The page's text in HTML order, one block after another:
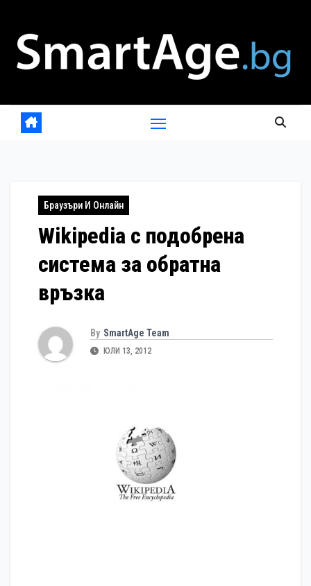
content
Браузъри И Онлайн
Wikipedia с подобрена
система за обратна
връзка
By SmartAge Team
ЮЛИ 13, 2012